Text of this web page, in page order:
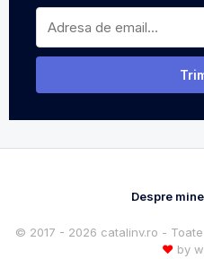
Despre mine
© 2017 - 2026 catalinv.ro -
♥by